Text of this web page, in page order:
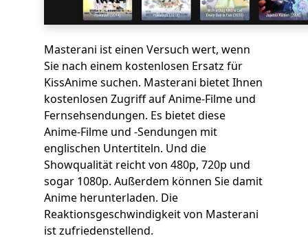
Masterani ist einen Versuch wert, wenn
Sie nach einem kostenlosen Ersatz für
KissAnime suchen. Masterani bietet Ihnen
kostenlosen Zugriff auf Anime-Filme und
Fernsehsendungen. Es bietet diese
Anime-Filme und -Sendungen mit
englischen Untertiteln. Und die
Showqualität reicht von 480p, 720p und
sogar 1080p. Außerdem können Sie damit
Anime herunterladen. Die
Reaktionsgeschwindigkeit von Masterani
ist zufriedenstellend.